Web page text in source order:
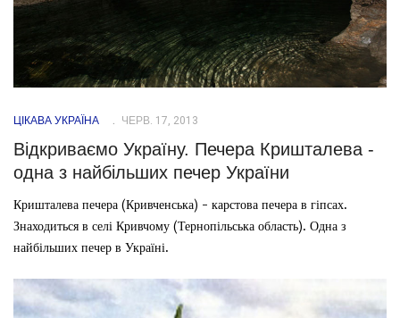
ЦІКАВА УКРАЇНА ЧЕРВ. 17, 2013
Відкриваємо Україну. Печера Кришталева -
одна з найбільших печер України
Кришталева печера (Кривченська) - карстова печера в гіпсах.
Знаходиться в селі Кривчому (Тернопільська область). Одна з
найбільших печер в Україні.